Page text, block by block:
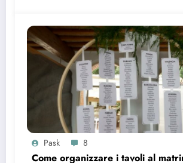
Pask 8
Come organizzare i tavoli al